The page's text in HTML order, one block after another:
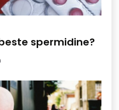
spermidine?